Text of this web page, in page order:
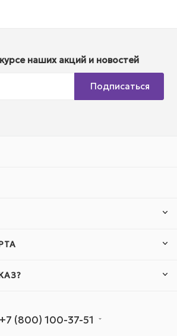
наших акций и новостей
Подписаться
+7 (800) 100-37-51